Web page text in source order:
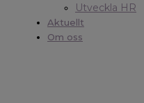
Utveckla HR
Aktuellt
Om oss